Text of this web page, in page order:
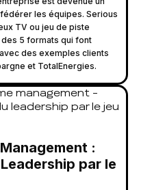
les équipes. Serious
TV ou jeu de piste
5 formats qui font
des exemples clients
et TotalEnergies.
:
par le